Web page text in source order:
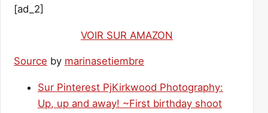
[ad_2]
VOIR SUR AMAZON
Source by marinasetiembre
Sur Pinterest PjKirkwood Photography:
Up, up and away! ~First birthday shoot